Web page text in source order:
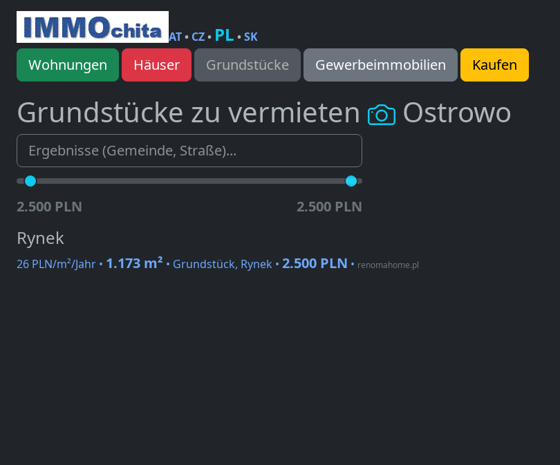
AT• CZ• PL •SK
Wohnungen Häuser Grundstücke Gewerbeimmobilien Kaufen
Grundstücke zu vermieten Ostrowo
2.500 PLN 2.500 PLN
Rynek
26 PLN/m²/Jahr • 1.173 m² • Grundstück, Rynek • 2.500 PLN • renomahome.pl